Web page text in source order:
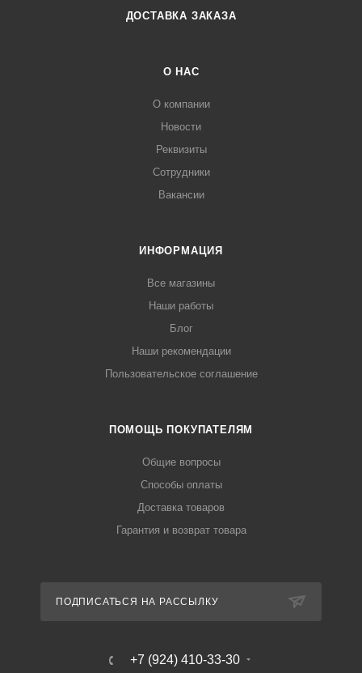
ДОСТАВКА ЗАКАЗА
О НАС
О компании
Новости
Реквизиты
Сотрудники
Вакансии
ИНФОРМАЦИЯ
Все магазины
Наши работы
Блог
Наши рекомендации
Пользовательское соглашение
ПОМОЩЬ ПОКУПАТЕЛЯМ
Общие вопросы
Способы оплаты
Доставка товаров
Гарантия и возврат товара
ПОДПИСАТЬСЯ НА РАССЫЛКУ
+7 (924) 410-33-30